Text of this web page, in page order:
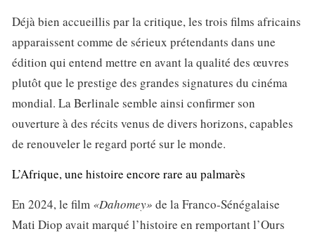
Déjà bien accueillis par la critique, les trois films africains
apparaissent comme de sérieux prétendants dans une
édition qui entend mettre en avant la qualité des œuvres
plutôt que le prestige des grandes signatures du cinéma
mondial. La Berlinale semble ainsi confirmer son
ouverture à des récits venus de divers horizons, capables
de renouveler le regard porté sur le monde.
L’Afrique, une histoire encore rare au palmarès
En 2024, le film «Dahomey» de la Franco-Sénégalaise
Mati Diop avait marqué l’histoire en remportant l’Ours